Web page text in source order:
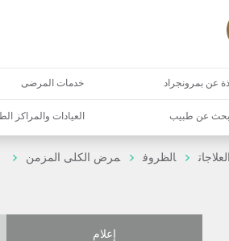
عن بمرونجراد خدمات المرضى
عن طبيب العيادات والمراكز
الظروف مرض الكلى المزمن
إعلام